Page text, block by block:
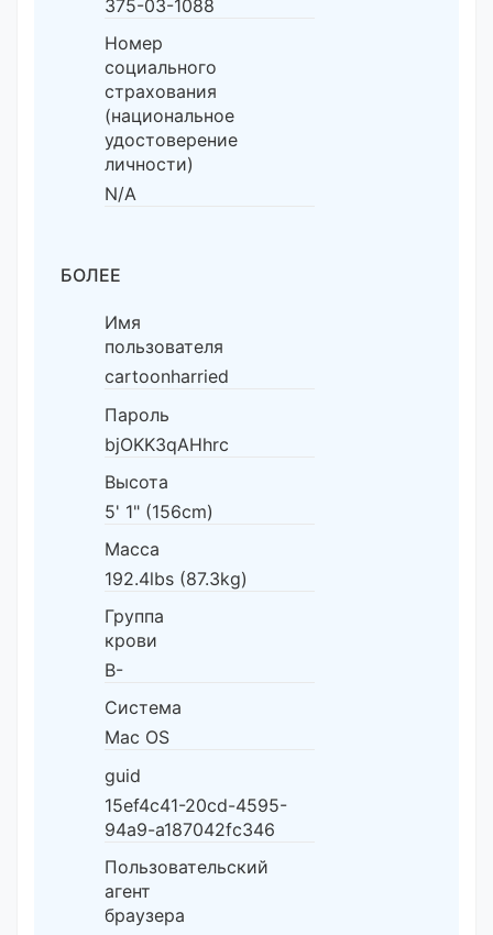
375-03-1088
Номер
социального
страхования
(национальное
удостоверение
личности)
N/A
БОЛЕЕ
Имя
пользователя
cartoonharried
Пароль
bjOKK3qAHhrc
Высота
5' 1" (156cm)
Масса
192.4lbs (87.3kg)
Группа
крови
B-
Система
Mac OS
guid
15ef4c41-20cd-4595-
94a9-a187042fc346
Пользовательский
агент
браузера